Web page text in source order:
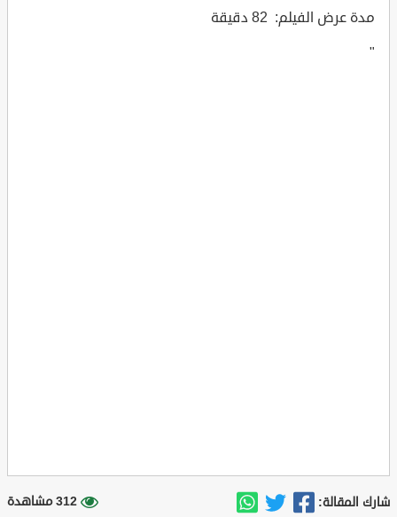
مدة عرض الفيلم: 82 دقيقة
"
شارك المقالة: 312 مشاهدة